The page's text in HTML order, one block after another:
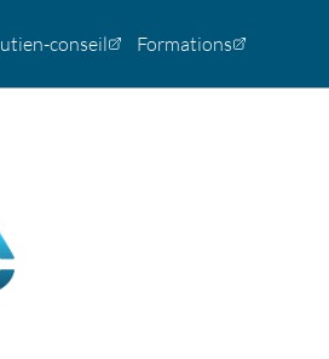
conseil Formations